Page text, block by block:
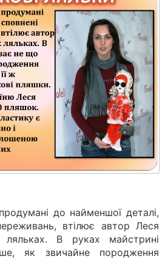
до найменшої деталі,
втілює автор Леся
В руках майстрині
як звичайне породження